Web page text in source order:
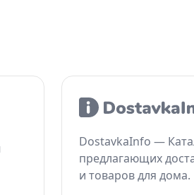
DostavkaInfo —
предлагающих
и товаров для дома.